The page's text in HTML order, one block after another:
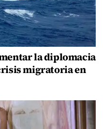
la diplomacia
migratoria en